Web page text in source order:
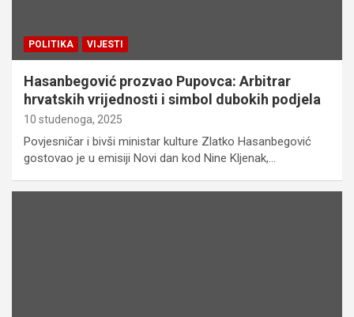
POLITIKA VIJESTI
Hasanbegović prozvao Pupovca: Arbitrar
hrvatskih vrijednosti i simbol dubokih podjela
10 studenoga, 2025
Povjesničar i bivši ministar kulture Zlatko Hasanbegović
gostovao je u emisiji Novi dan kod Nine Kljenak,…